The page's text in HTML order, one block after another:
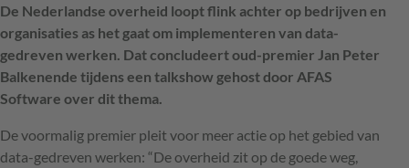
De Nederlandse overheid loopt flink achter op bedrijven en
organisaties as het gaat om implementeren van data-
gedreven werken. Dat concludeert oud-premier Jan Peter
Balkenende tijdens een talkshow gehost door AFAS
Software over dit thema.
De voormalig premier pleit voor meer actie op het gebied van
data-gedreven werken: “De overheid zit op de goede weg,